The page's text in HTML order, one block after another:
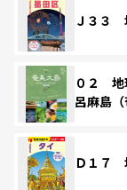
Ｊ３３
０２
呂麻島
Ｄ１７